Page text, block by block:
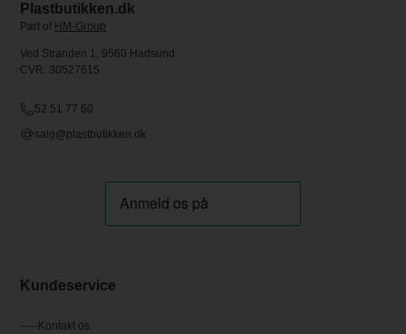
Plastbutikken.dk
Part of HM-Group
Ved Stranden 1, 9560 Hadsund
CVR: 30527615
52 51 77 60
salg@plastbutikken.dk
Kundeservice
Kontakt os